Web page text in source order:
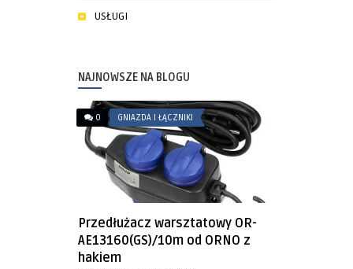
USŁUGI
NAJNOWSZE NA BLOGU
0 GNIAZDA I ŁĄCZNIKI
Przedłużacz warsztatowy OR-
AE13160(GS)/10m od ORNO z
hakiem